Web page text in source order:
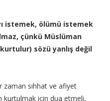
istemek, ölümü istemek
çünkü Müslüman
sözü yanlış değil
zaman sıhhat ve afiyet
kurtulmak için dua etmeli,